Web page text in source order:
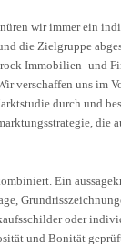
wir immer ein
die Zielgruppe
Immobilien- und
verschaffen uns im
durch und
die
Ein
oder
und Bonität